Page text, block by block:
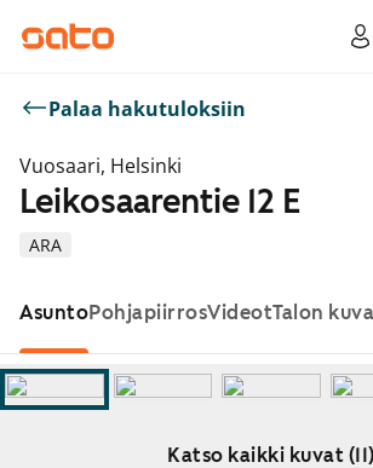
Palaa hakutuloksiin
Vuosaari, Helsinki
ARA
Leikosaarentie 12 E
AsuntoPohjapiirrosVideotTalon
Katso kaikki kuvat (11)